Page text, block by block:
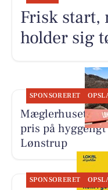
Frisk start,
holder sig
SPONSORERET
Mæglerhuset
pris på
Lønstrup
SPONSORERET